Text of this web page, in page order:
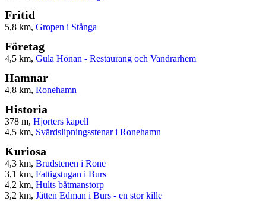
Fritid
5,8 km, Gropen i Stånga
Företag
4,5 km, Gula Hönan - Restaurang och Vandrarhem
Hamnar
4,8 km, Ronehamn
Historia
378 m, Hjorters kapell
4,5 km, Svärdslipningsstenar i Ronehamn
Kuriosa
4,3 km, Brudstenen i Rone
3,1 km, Fattigstugan i Burs
4,2 km, Hults båtmanstorp
3,2 km, Jätten Edman i Burs - en stor kille